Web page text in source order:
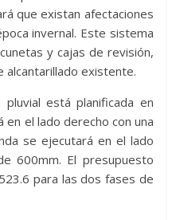
que existan afectaciones
invernal. Este sistema
y cajas de revisión,
alcantarillado existente.
está planificada en
en el lado derecho con una
se ejecutará en el lado
600mm. El presupuesto
para las dos fases de